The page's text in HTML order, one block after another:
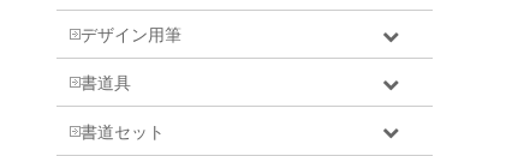
デザイン用筆
書道具
書道セット